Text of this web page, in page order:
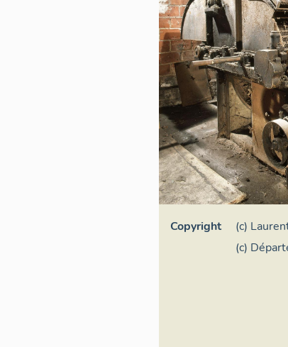
Copyright
(c)
France
(c)